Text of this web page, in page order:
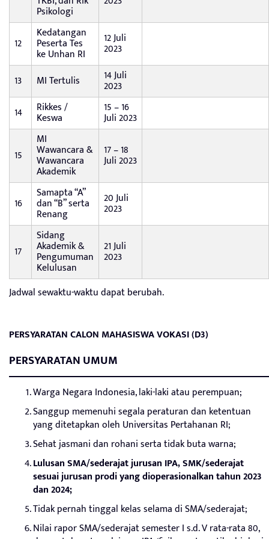
Psikologi
12
Kedatangan
Peserta Tes
ke Unhan RI
12 Juli
2023
13
MI Tertulis 14 Juli
2023
14
Rikkes /
Keswa
15 – 16
Juli 2023
15
MI
Wawancara &
Wawancara
Akademik
17 – 18
Juli 2023
16
Samapta “A”
dan “B” serta
Renang
20 Juli
2023
17
Sidang
Akademik &
Pengumuman
Kelulusan
21 Juli
2023
Jadwal sewaktu-waktu dapat berubah.
PERSYARATAN CALON MAHASISWA VOKASI (D3)
PERSYARATAN UMUM
Warga Negara Indonesia, laki-laki atau perempuan;
Sanggup memenuhi segala peraturan dan ketentuan
yang ditetapkan oleh Universitas Pertahanan RI;
Sehat jasmani dan rohani serta tidak buta warna;
Lulusan SMA/sederajat jurusan IPA, SMK/sederajat
sesuai jurusan prodi yang dioperasionalkan tahun 2023
dan 2024;
Tidak pernah tinggal kelas selama di SMA/sederajat;
Nilai rapor SMA/sederajat semester I s.d. V rata-rata 80,